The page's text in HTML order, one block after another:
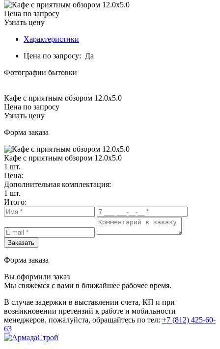
Цена по запросу
Узнать цену
Характеристики
Цена по запросу: Да
Фотографии бытовки
Кафе с приятным обзором 12.0x5.0
Цена по запросу
Узнать цену
Форма заказа
Кафе с приятным обзором 12.0x5.0
1 шт.
Цена:
Дополнительная комплектация:
1 шт.
Итого:
Заказать
Форма заказа
Вы оформили заказ
Мы свяжемся с вами в ближайшее рабочее время.
В случае задержки в выставлении счета, КП и при
возникновении претензий к работе и мобильности
менеджеров, пожалуйста, обращайтесь по тел: +7 (812) 425-60-
63